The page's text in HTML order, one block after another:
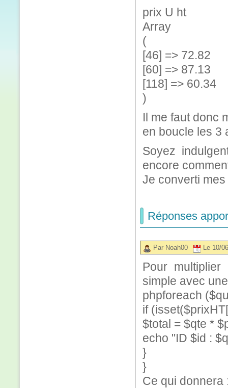
prix U ht
Array
(
[46] => 72.82
[60] => 87.13
[118] => 60.34
)
Il me faut donc
en boucle les 3
Soyez
encore
Je converti
Réponses
Par Noah00 Le 10/
Pour
simple avec
phpforeach
if
$total = $qte *
echo "ID $id :
}
}
Ce qui donnera